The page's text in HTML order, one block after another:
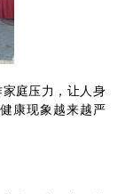
庭压力，让人身
康现象越来越严